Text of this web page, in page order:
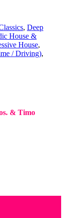
, Deep
House &
House,
/ Driving),
& Timo